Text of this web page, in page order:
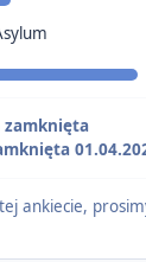
zamknięta
ankiecie,